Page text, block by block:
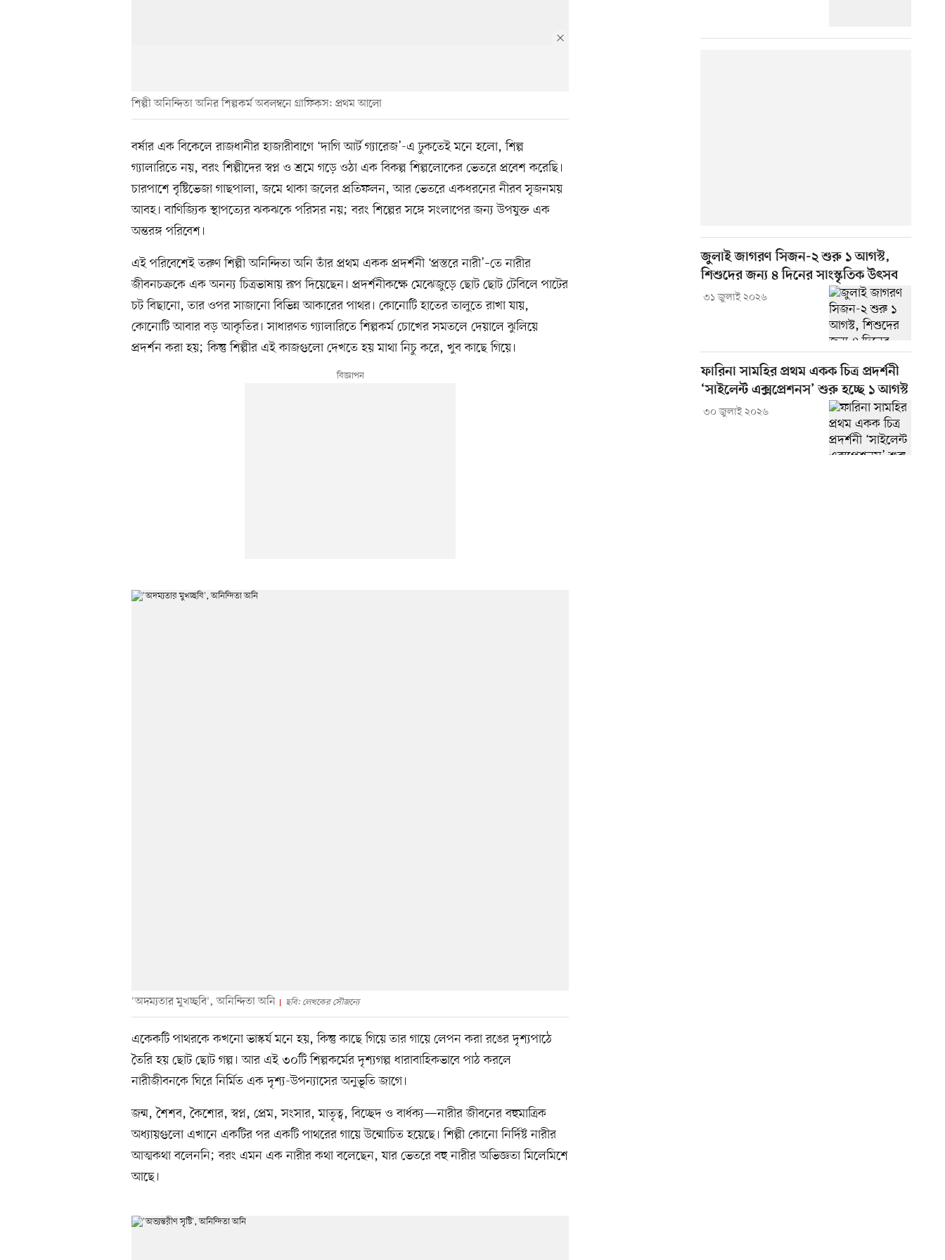
শিল্পী অনিন্দিতা অনির শিল্পকর্ম অবলম্বনে গ্রাফিকস: প্রথম আলো
বর্ষার এক বিকেলে রাজধানীর হাজারীবাগে ‘দাগি আর্ট গ্যারেজ’-এ ঢুকতেই মনে হলো, শিল্প
গ্যালারিতে নয়, বরং শিল্পীদের স্বপ্ন ও শ্রমে গড়ে ওঠা এক বিকল্প শিল্পলোকের ভেতরে প্রবেশ করেছি।
চারপাশে বৃষ্টিভেজা গাছপালা, জমে থাকা জলের প্রতিফলন, আর ভেতরে একধরনের নীরব সৃজনময়
আবহ। বাণিজ্যিক স্থাপত্যের ঝকঝকে পরিসর নয়; বরং শিল্পের সঙ্গে সংলাপের জন্য উপযুক্ত এক
অন্তরঙ্গ পরিবেশ।
এই পরিবেশেই তরুণ শিল্পী অনিন্দিতা অনি তাঁর প্রথম একক প্রদর্শনী ‘প্রস্তরে নারী’–তে নারীর
জীবনচক্রকে এক অনন্য চিত্রভাষায় রূপ দিয়েছেন। প্রদর্শনীকক্ষে মেঝেজুড়ে ছোট ছোট টেবিলে পাটের
চট বিছানো, তার ওপর সাজানো বিভিন্ন আকারের পাথর। কোনোটি হাতের তালুতে রাখা যায়,
কোনোটি আবার বড় আকৃতির। সাধারণত গ্যালারিতে শিল্পকর্ম চোখের সমতলে দেয়ালে ঝুলিয়ে
প্রদর্শন করা হয়; কিন্তু শিল্পীর এই কাজগুলো দেখতে হয় মাথা নিচু করে, খুব কাছে গিয়ে।
'অদম্যতার মুখচ্ছবি', অনিন্দিতা অনি ছবি: লেখকের সৌজন্যে
একেকটি পাথরকে কখনো ভাস্কর্য মনে হয়, কিন্তু কাছে গিয়ে তার গায়ে লেপন করা রঙের দৃশ্যপাঠে
তৈরি হয় ছোট ছোট গল্প। আর এই ৩০টি শিল্পকর্মের দৃশ্যগল্প ধারাবাহিকভাবে পাঠ করলে
নারীজীবনকে ঘিরে নির্মিত এক দৃশ্য-উপন্যাসের অনুভূতি জাগে।
জন্ম, শৈশব, কৈশোর, স্বপ্ন, প্রেম, সংসার, মাতৃত্ব, বিচ্ছেদ ও বার্ধক্য—নারীর জীবনের বহুমাত্রিক
অধ্যায়গুলো এখানে একটির পর একটি পাথরের গায়ে উন্মোচিত হয়েছে। শিল্পী কোনো নির্দিষ্ট নারীর
আত্মকথা বলেননি; বরং এমন এক নারীর কথা বলেছেন, যার ভেতরে বহু নারীর অভিজ্ঞতা মিলেমিশে
আছে।
জুলাই জাগরণ সিজন-২ শুরু ১ আগস্ট,
শিশুদের জন্য ৪ দিনের সাংস্কৃতিক উৎসব
৩১ জুলাই ২০২৬
ফারিনা সামহির প্রথম একক চিত্র প্রদর্শনী
‘সাইলেন্ট এক্সপ্রেশনস’ শুরু হচ্ছে ১ আগস্ট
৩০ জুলাই ২০২৬